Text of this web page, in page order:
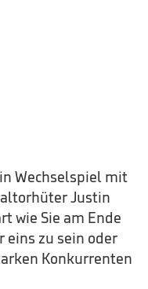
Wechselspiel mit
Justin
wie Sie am Ende
zu sein oder
Konkurrenten